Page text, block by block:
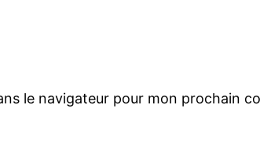
le navigateur pour mon prochain